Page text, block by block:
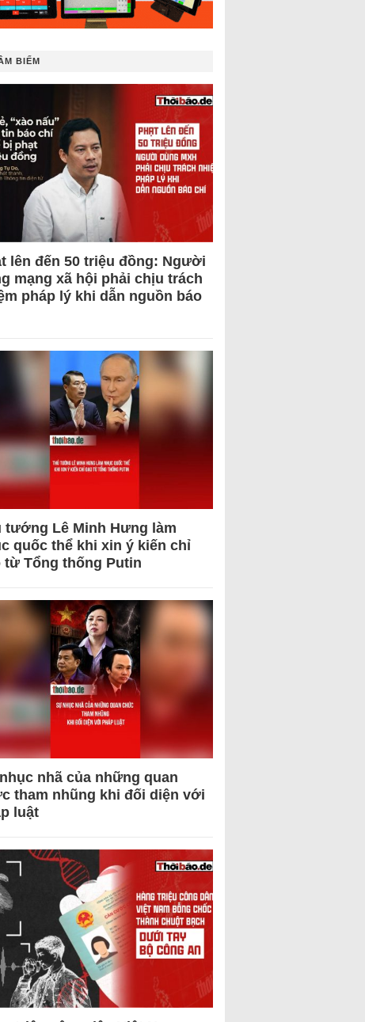
BIẾM
lên đến 50 triệu đồng: Người
mạng xã hội phải chịu trách
pháp lý khi dẫn nguồn báo
tướng Lê Minh Hưng làm
quốc thể khi xin ý kiến chỉ
từ Tổng thống Putin
nhã của những quan
tham nhũng khi đối diện với
luật